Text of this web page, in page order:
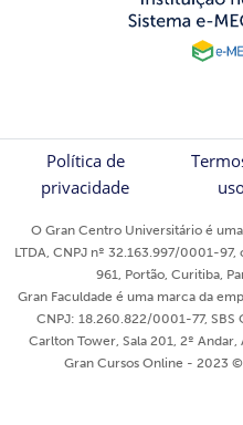
Política de
privacidade
O Gran Centro Universitário é
LTDA, CNPJ nº 32.163.997/0001-97,
961, Portão, Curitiba,
Gran Faculdade é uma marca da
CNPJ: 18.260.822/0001-77, SBS
Carlton Tower, Sala 201, 2º Andar,
Gran Cursos Online - 2023